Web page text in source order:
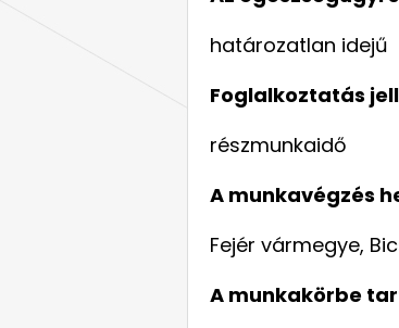
határozatlan idejű
Foglalkoztatás
részmunkaidő
A munkavégzés
Fejér vármegye,
A munkakörbe